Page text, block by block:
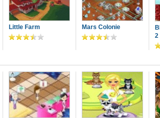
Little Farm Mars Colonie
2